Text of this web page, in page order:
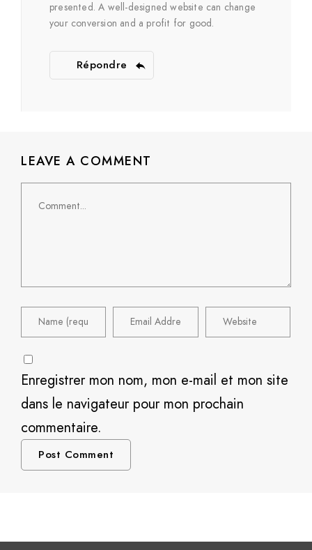
presented. A well-designed website can change
your conversion and a profit for good.
Répondre
LEAVE A COMMENT
Enregistrer mon nom, mon e-mail et mon site
dans le navigateur pour mon prochain
commentaire.